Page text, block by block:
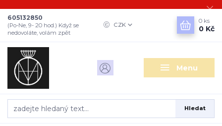
Menu
CZK
Hledat
605132850
(Po-Ne, 9- 20 hod.) Když se
nedovoláte, volám zpět
0 ks
0 Kč